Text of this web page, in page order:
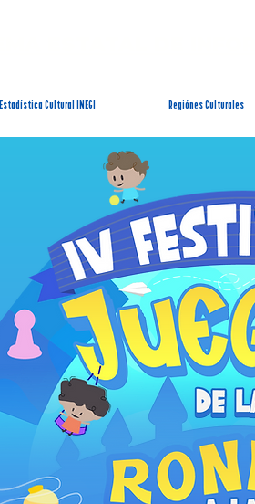
Estadística Cultural INEGI Regiónes Culturales